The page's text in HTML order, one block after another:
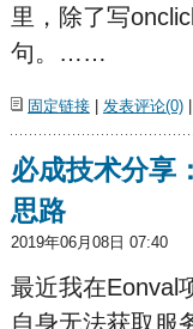
里，除了写
句。……
固定链接| 发表评论(0)|
必成技术分享
思路
2019年06月08日 07:40
最近我在Eonval
自身无法获取服